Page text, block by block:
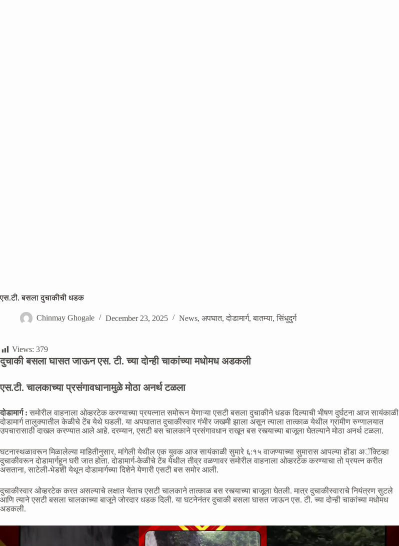
एस.टी. बसला दुचाकीची धडक
Chinmay Ghogale December 23, 2025 News, अपघात, दोडामार्ग, बातम्या, सिंधुदुर्ग
Views: 379
दुचाकी बसला घासत जाऊन एस. टी. च्या दोन्ही चाकांच्या मधोमध अडकली
एस.टी. चालकाच्या प्रसंगावधानामुळे मोठा अनर्थ टळला
दोडामार्ग : समोरील वाहनाला ओव्हरटेक करण्याच्या प्रयत्नात समोरून येणाऱ्या एसटी बसला दुचाकीने धडक दिल्याची भीषण दुर्घटना आज सायंकाळी
दोडामार्ग तालुक्यातील केळीचे टेंब येथे घडली. या अपघातात दुचाकीस्वार गंभीर जखमी झाला असून त्याला तात्काळ येथील ग्रामीण रुग्णालयात
उपचारासाठी दाखल करण्यात आले आहे. दरम्यान, एसटी बस चालकाने प्रसंगावधान राखून बस रस्त्याच्या बाजूला घेतल्याने मोठा अनर्थ टळला.
घटनास्थळावरून मिळालेल्या माहितीनुसार, मांगेली येथील एक युवक आज सायंकाळी सुमारे ६:१५ वाजण्याच्या सुमारास आपल्या होंडा अॅक्टिव्हा
दुचाकीवरून दोडामार्गहून घरी जात होता. दोडामार्ग-केळीचे टेंब येथील तीव्र वळणावर समोरील वाहनाला ओव्हरटेक करण्याचा तो प्रयत्न करीत
असताना, साटेली-भेडशी येथून दोडामार्गच्या दिशेने येणारी एसटी बस समोर आली.
दुचाकीस्वार ओव्हरटेक करत असल्याचे लक्षात येताच एसटी चालकाने तात्काळ बस रस्त्याच्या बाजूला घेतली. मात्र दुचाकीस्वाराचे नियंत्रण सुटले
आणि त्याने एसटी बसला चालकाच्या बाजूने जोरदार धडक दिली. या घटनेनंतर दुचाकी बसला घासत जाऊन एस. टी. च्या दोन्ही चाकांच्या मधोमध
अडकली.